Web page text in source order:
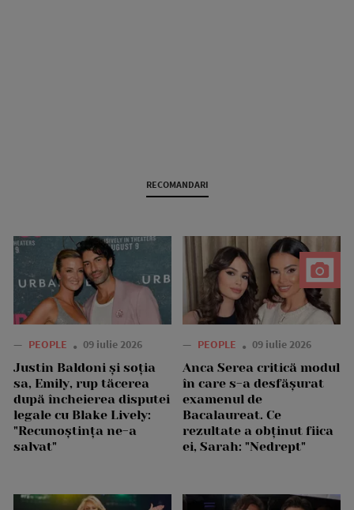
RECOMANDARI
— PEOPLE 09 iulie 2026
Justin Baldoni și soția
sa, Emily, rup tăcerea
după încheierea disputei
legale cu Blake Lively:
"Recunoștința ne-a
salvat"
— PEOPLE 09 iulie 2026
Anca Serea critică modul
în care s-a desfășurat
examenul de
Bacalaureat. Ce
rezultate a obținut fiica
ei, Sarah: "Nedrept"